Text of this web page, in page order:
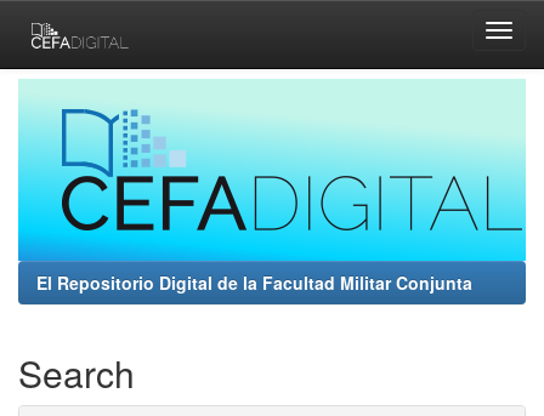
navigation
El Repositorio Digital de la Facultad Militar Conjunta
Search